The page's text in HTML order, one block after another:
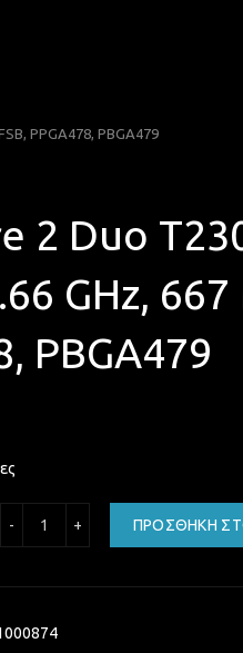
PPGA478, PBGA479
2 Duo
GHz, 667
PBGA479
ΠΡΟΣΘΉΚΗ